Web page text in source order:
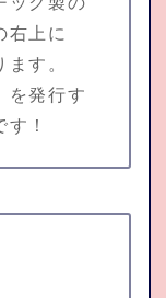
右上に
す。
を発行す
！